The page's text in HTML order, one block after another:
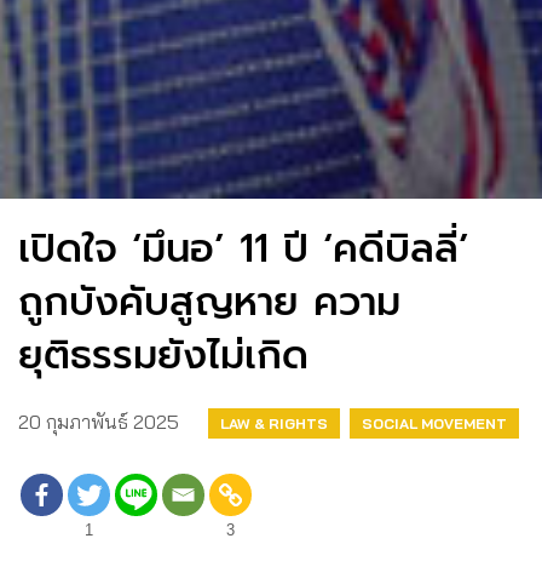
เปิดใจ ‘มึนอ’ 11 ปี ‘คดีบิลลี่’
ถูกบังคับสูญหาย ความ
ยุติธรรมยังไม่เกิด
20 กุมภาพันธ์ 2025 LAW & RIGHTS SOCIAL MOVEMENT
1 3